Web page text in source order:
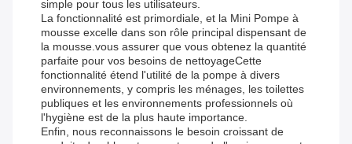
simple pour tous les utilisateurs.
La fonctionnalité est primordiale, et la Mini Pompe à
mousse excelle dans son rôle principal dispensant de
la mousse.vous assurer que vous obtenez la quantité
parfaite pour vos besoins de nettoyageCette
fonctionnalité étend l'utilité de la pompe à divers
environnements, y compris les ménages, les toilettes
publiques et les environnements professionnels où
l'hygiène est de la plus haute importance.
Enfin, nous reconnaissons le besoin croissant de